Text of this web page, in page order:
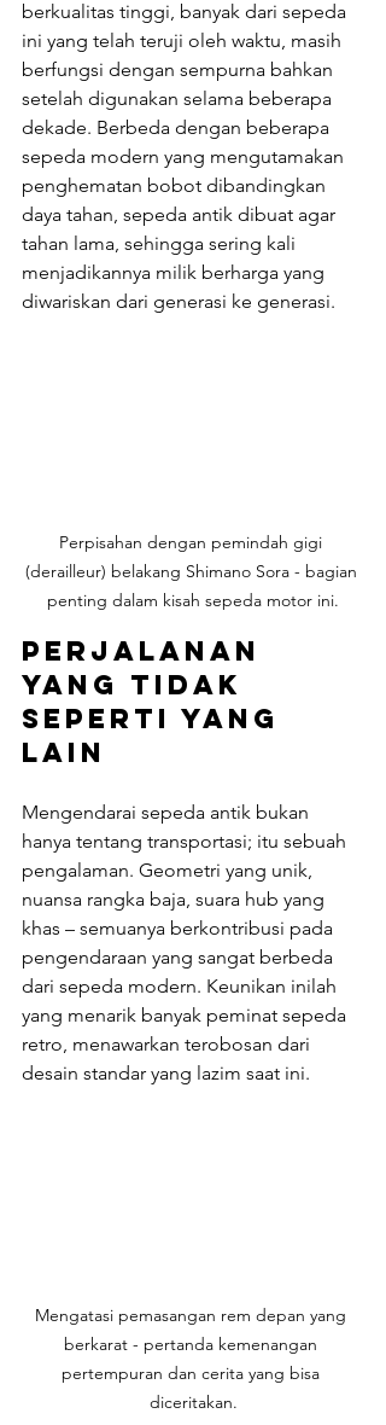
berkualitas tinggi, banyak dari sepeda
ini yang telah teruji oleh waktu, masih
berfungsi dengan sempurna bahkan
setelah digunakan selama beberapa
dekade. Berbeda dengan beberapa
sepeda modern yang mengutamakan
penghematan bobot dibandingkan
daya tahan, sepeda antik dibuat agar
tahan lama, sehingga sering kali
menjadikannya milik berharga yang
diwariskan dari generasi ke generasi.
Perpisahan dengan pemindah gigi
(derailleur) belakang Shimano Sora - bagian
penting dalam kisah sepeda motor ini.
Perjalanan
yang Tidak
Seperti Yang
Lain
Mengendarai sepeda antik bukan
hanya tentang transportasi; itu sebuah
pengalaman. Geometri yang unik,
nuansa rangka baja, suara hub yang
khas – semuanya berkontribusi pada
pengendaraan yang sangat berbeda
dari sepeda modern. Keunikan inilah
yang menarik banyak peminat sepeda
retro, menawarkan terobosan dari
desain standar yang lazim saat ini.
Mengatasi pemasangan rem depan yang
berkarat - pertanda kemenangan
pertempuran dan cerita yang bisa
diceritakan.